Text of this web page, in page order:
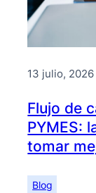
13 julio, 2026
Flujo de
PYMES:
tomar
Blog